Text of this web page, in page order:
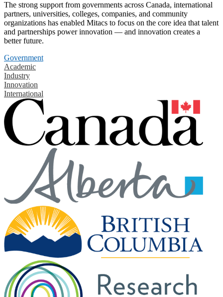
The strong support from governments across Canada, international
partners, universities, colleges, companies, and community
organizations has enabled Mitacs to focus on the core idea that talent
and partnerships power innovation — and innovation creates a
better future.
Government
Academic
Industry
Innovation
International